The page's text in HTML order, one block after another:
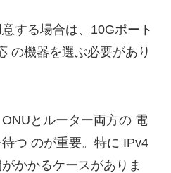
する場合は、10Gポート
の機器を選ぶ必要があり
とルーター両方の 電
つ のが重要。特に IPv4
かかるケースがありま